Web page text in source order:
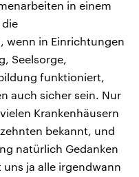
in einem
wenn in Einrichtungen
Seelsorge,
funktioniert,
auch sicher sein. Nur
Krankenhäusern
bekannt, und
natürlich Gedanken
ja alle irgendwann